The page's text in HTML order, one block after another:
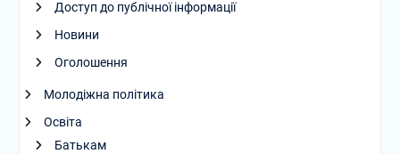
Доступ до публічної інформації
Новини
Оголошення
Молодіжна політика
Освіта
Батькам